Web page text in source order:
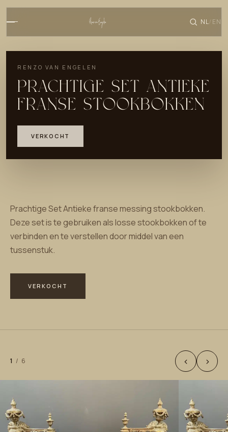
NL/ EN
RENZO VAN ENGELEN
PRACHTIGE SET ANTIEKE
FRANSE STOOKBOKKEN
VERKOCHT
Prachtige Set Antieke franse messing stookbokken.
Deze set is te gebruiken als losse stookbokken of te
verbinden en te verstellen door middel van een
tussenstuk.
VERKOCHT
1 / 6 ‹ ›